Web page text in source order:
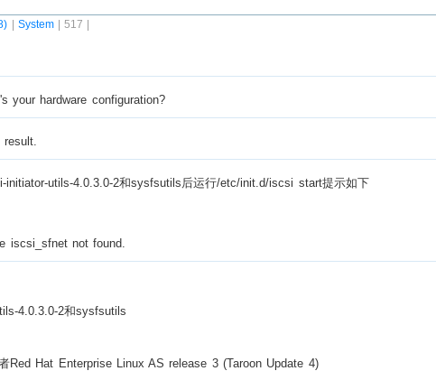
| System| 517 |
your hardware configuration?
initiator-utils-4.0.3.0-2和sysfsutils后运行/etc/init.d/iscsi start提示如下
iscsi_sfnet not found.
4.0.3.0-2和sysfsutils
Red Hat Enterprise Linux AS release 3 (Taroon Update 4)